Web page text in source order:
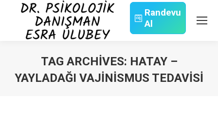
Randevu
Al
TAG ARCHIVES: HATAY –
YAYLADAĞI VAJINISMUS TEDAVISI